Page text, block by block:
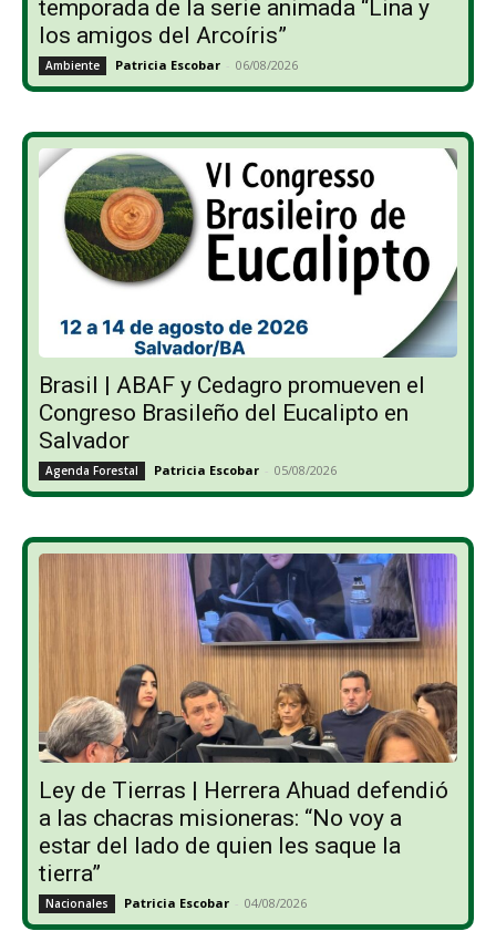
temporada de la serie animada “Lina y
los amigos del Arcoíris”
Ambiente Patricia Escobar - 06/08/2026
Brasil | ABAF y Cedagro promueven el
Congreso Brasileño del Eucalipto en
Salvador
Agenda Forestal Patricia Escobar - 05/08/2026
Ley de Tierras | Herrera Ahuad defendió
a las chacras misioneras: “No voy a
estar del lado de quien les saque la
tierra”
Nacionales Patricia Escobar - 04/08/2026